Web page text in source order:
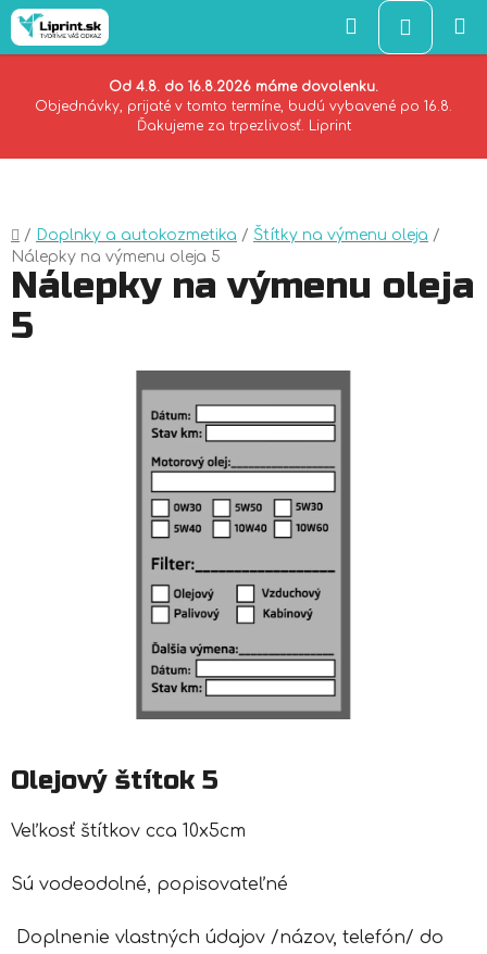
Od 4.8. do 16.8.2026 máme dovolenku.
Objednávky, prijaté v tomto termíne, budú vybavené po 16.8.
Ďakujeme za trpezlivosť. Liprint
Hľadať
KOŠÍK
Domov
/ Doplnky a autokozmetika / Štítky na výmenu oleja /
Nálepky na výmenu oleja 5
Olejový štítok 5
Veľkosť štítkov cca 10x5cm
Sú vodeodolné, popisovateľné
Doplnenie vlastných údajov /názov, telefón/ do
Nálepky na výmenu oleja
5